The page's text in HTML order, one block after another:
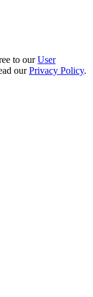
to ourUser
ourPrivacy Policy.